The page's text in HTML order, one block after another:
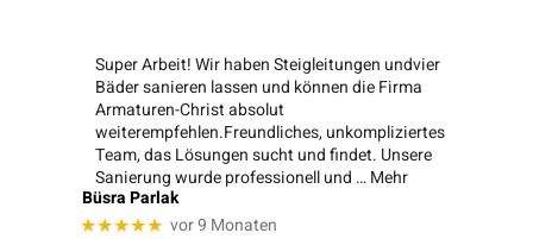
Super Arbeit! Wir haben Steigleitungen undvier
Bäder sanieren lassen und können die Firma
Armaturen-Christ absolut
weiterempfehlen.Freundliches, unkompliziertes
Team, das Lösungen sucht und findet. Unsere
Sanierung wurde professionell und … Mehr
Büsra Parlak
★★★★★ vor 9 Monaten